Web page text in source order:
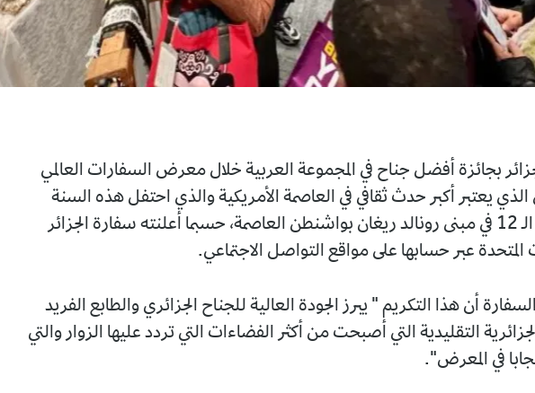
بجائزة أفضل جناح في المجموعة العربية خلال معرض السفارات العالمي
يعتبر أكبر حدث ثقافي في العاصمة الأمريكية والذي احتفل هذه السنة
بطبعته الـ 12 في مبنى رونالد ريغان بواشنطن العاصمة، حسبما أعلنته سفارة الجزائر
المتحدة عبر حسابها على مواقع التواصل الاجتماعي.
أن هذا التكريم " يبرز الجودة العالية للجناح الجزائري والطابع الفريد
التقليدية التي أصبحت من أكثر الفضاءات التي تردد عليها الزوار والتي
في المعرض".